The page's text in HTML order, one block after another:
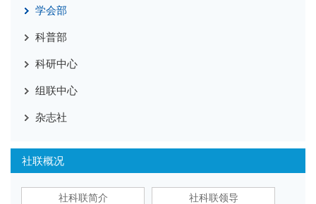
学会部
科普部
科研中心
组联中心
杂志社
社联概况
社科联简介 社科联领导